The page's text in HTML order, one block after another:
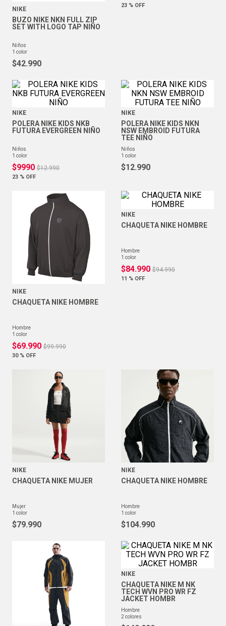
NIKE
BUZO NIKE NKN FULL ZIP
SET WITH LOGO TAP NIÑO
niños
1 color
$42.990
23 % OFF
NIKE
POLERA NIKE KIDS NKB
FUTURA EVERGREEN NIÑO
niños
1 color
$9990 $12.990
23 % OFF
NIKE
POLERA NIKE KIDS NKN
NSW EMBROID FUTURA
TEE NIÑO
niños
1 color
$12.990
NIKE
CHAQUETA NIKE HOMBRE
hombre
1 color
$69.990 $99.990
30 % OFF
NIKE
CHAQUETA NIKE HOMBRE
hombre
1 color
$84.990 $94.990
11 % OFF
NIKE
CHAQUETA NIKE MUJER
mujer
1 color
$79.990
NIKE
CHAQUETA NIKE HOMBRE
hombre
1 color
$104.990
NIKE
CHAQUETA NIKE M NK
TECH WVN PRO WR FZ
JACKET HOMBR
hombre
2 colores